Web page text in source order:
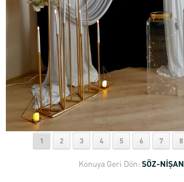
1 2 3 4 5 6 7 8
Konuya Geri Dön: SÖZ-NİŞAN